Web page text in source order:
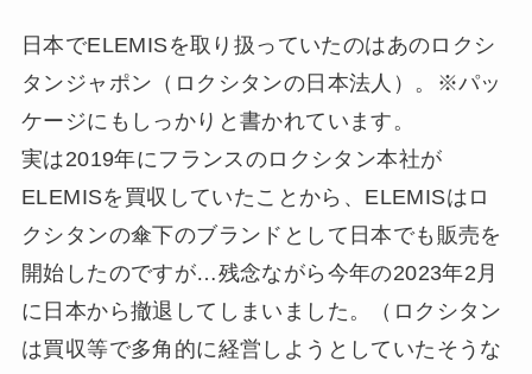
日本でELEMISを取り扱っていたのはあのロクシ
タンジャポン（ロクシタンの日本法人）。※パッ
ケージにもしっかりと書かれています。
実は2019年にフランスのロクシタン本社が
ELEMISを買収していたことから、ELEMISはロ
クシタンの傘下のブランドとして日本でも販売を
開始したのですが…残念ながら今年の2023年2月
に日本から撤退してしまいました。（ロクシタン
は買収等で多角的に経営しようとしていたそうな